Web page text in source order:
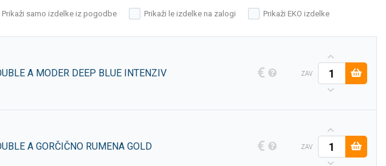
Prikaži samo izdelke iz pogodbe Prikaži le izdelke na zalogi Prikaži EKO izdelke
A MODER DEEP BLUE INTENZIV
€ ZAV
A GORČIČNO RUMENA GOLD
€ ZAV